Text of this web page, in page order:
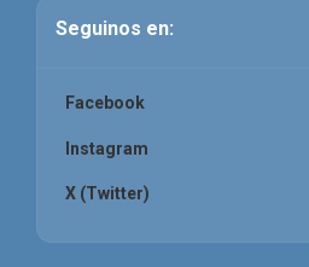
Seguinos en:
Facebook
Instagram
X (Twitter)